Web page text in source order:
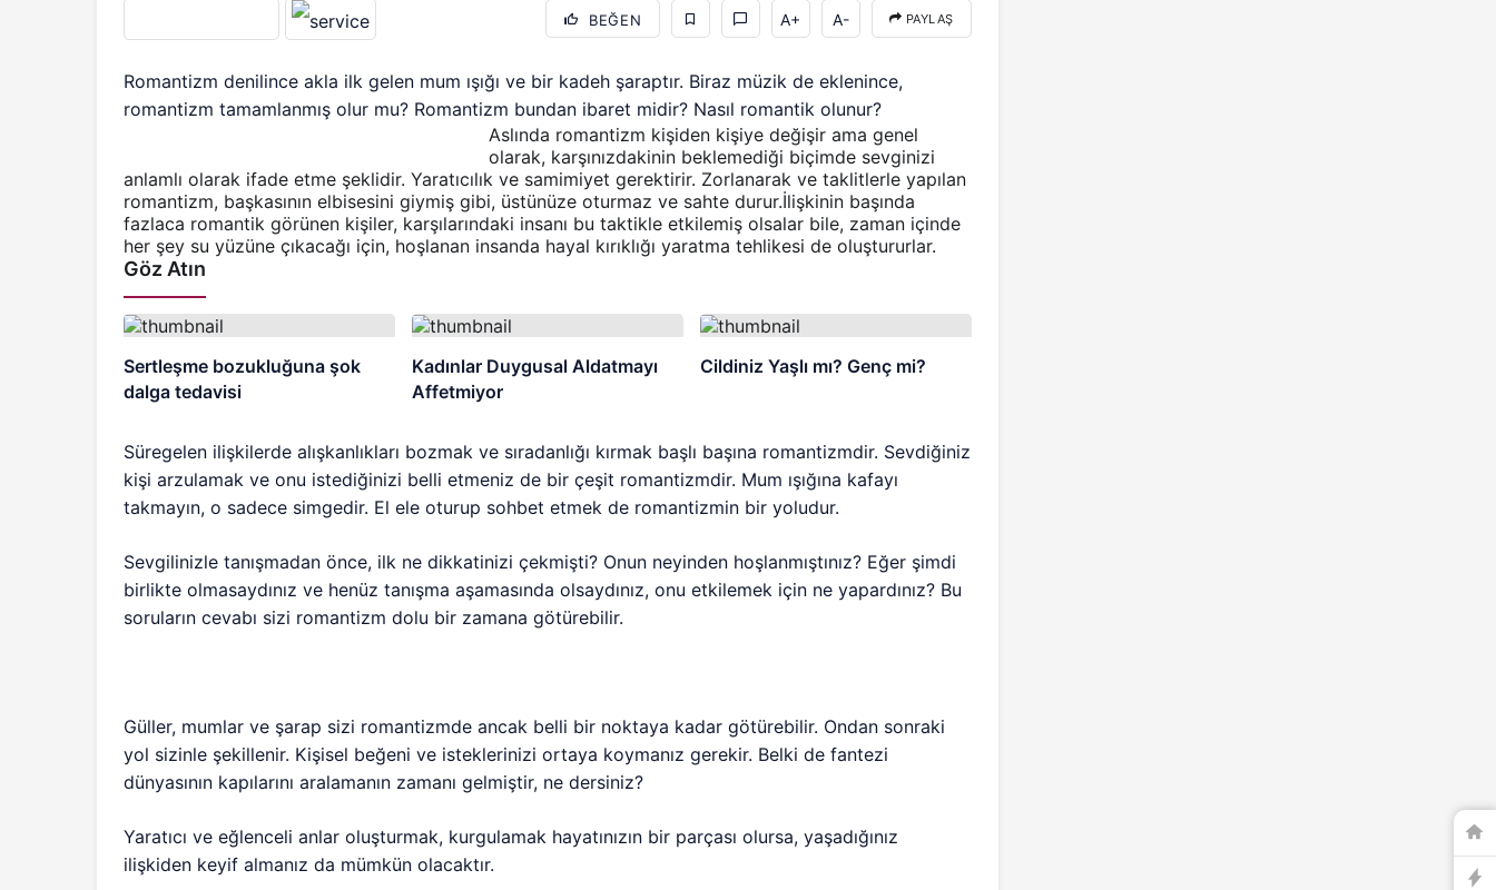
BEĞEN A+ A- PAYLAŞ
Romantizm denilince akla ilk gelen mum ışığı ve bir kadeh şaraptır. Biraz müzik de eklenince,
romantizm tamamlanmış olur mu? Romantizm bundan ibaret midir? Nasıl romantik olunur?
Aslında romantizm kişiden kişiye değişir ama genel
olarak, karşınızdakinin beklemediği biçimde sevginizi
anlamlı olarak ifade etme şeklidir. Yaratıcılık ve samimiyet gerektirir. Zorlanarak ve taklitlerle yapılan
romantizm, başkasının elbisesini giymiş gibi, üstünüze oturmaz ve sahte durur.İlişkinin başında
fazlaca romantik görünen kişiler, karşılarındaki insanı bu taktikle etkilemiş olsalar bile, zaman içinde
her şey su yüzüne çıkacağı için, hoşlanan insanda hayal kırıklığı yaratma tehlikesi de oluştururlar.
Göz Atın
Sertleşme bozukluğuna şok
dalga tedavisi
Kadınlar Duygusal Aldatmayı
Affetmiyor
Cildiniz Yaşlı mı? Genç mi?
Süregelen ilişkilerde alışkanlıkları bozmak ve sıradanlığı kırmak başlı başına romantizmdir. Sevdiğiniz
kişi arzulamak ve onu istediğinizi belli etmeniz de bir çeşit romantizmdir. Mum ışığına kafayı
takmayın, o sadece simgedir. El ele oturup sohbet etmek de romantizmin bir yoludur.
Sevgilinizle tanışmadan önce, ilk ne dikkatinizi çekmişti? Onun neyinden hoşlanmıştınız? Eğer şimdi
birlikte olmasaydınız ve henüz tanışma aşamasında olsaydınız, onu etkilemek için ne yapardınız? Bu
soruların cevabı sizi romantizm dolu bir zamana götürebilir.
Güller, mumlar ve şarap sizi romantizmde ancak belli bir noktaya kadar götürebilir. Ondan sonraki
yol sizinle şekillenir. Kişisel beğeni ve isteklerinizi ortaya koymanız gerekir. Belki de fantezi
dünyasının kapılarını aralamanın zamanı gelmiştir, ne dersiniz?
Yaratıcı ve eğlenceli anlar oluşturmak, kurgulamak hayatınızın bir parçası olursa, yaşadığınız
ilişkiden keyif almanız da mümkün olacaktır.